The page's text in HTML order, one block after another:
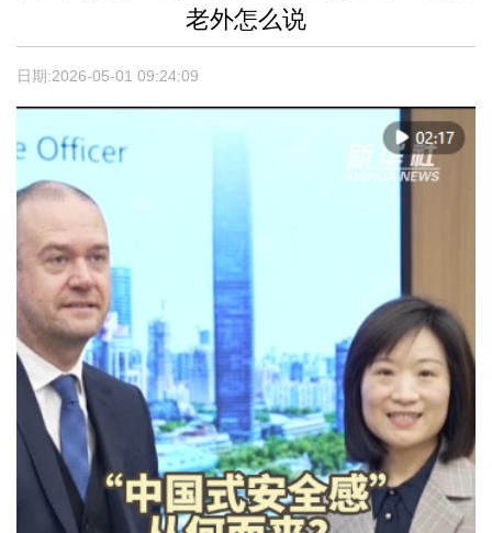
老外怎么说
日期:2026-05-01 09:24:09